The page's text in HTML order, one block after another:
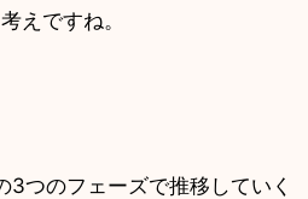
えですね。
つのフェーズで推移していく